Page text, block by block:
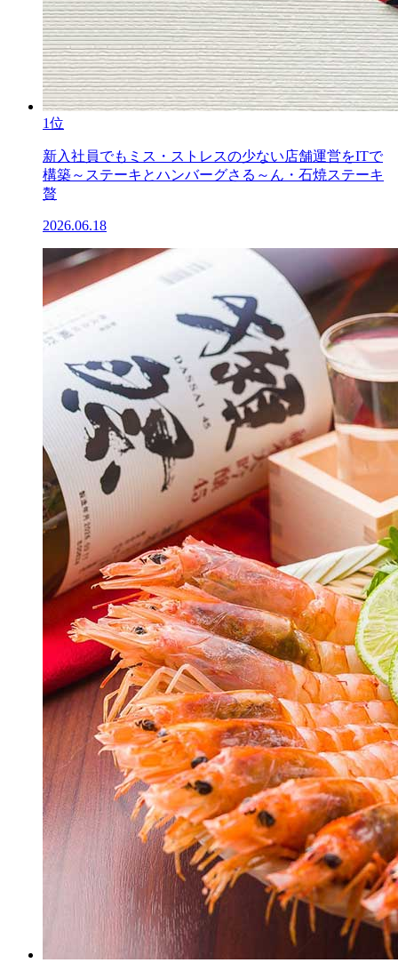
1位
新入社員でもミス・ストレスの少ない店舗運営をITで
構築～ステーキとハンバーグさる～ん・石焼ステーキ
贅
2026.06.18